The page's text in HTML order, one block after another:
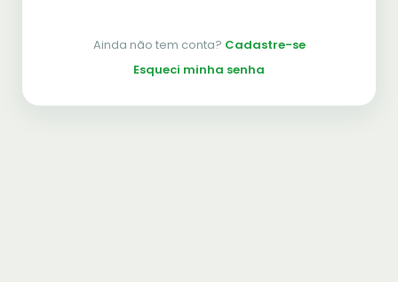
Ainda não tem conta? Cadastre-se
Esqueci minha senha